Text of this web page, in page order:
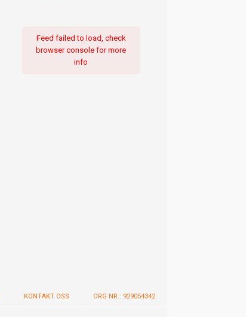
Feed failed to load, check
browser console for more
info
KONTAKT OSS ORG NR.: 929054342